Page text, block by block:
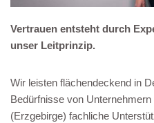
Vertrauen entsteht durch
unser Leitprinzip.
Wir leisten flächendeckend in
Bedürfnisse von
(Erzgebirge) fachliche